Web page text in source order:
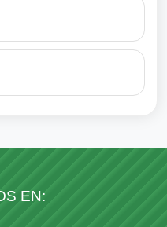
EN: